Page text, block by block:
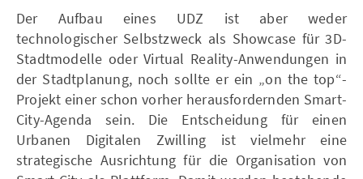
Der Aufbau eines UDZ ist aber weder
technologischer Selbstzweck als Showcase für 3D-
Stadtmodelle oder Virtual Reality-Anwendungen in
der Stadtplanung, noch sollte er ein „on the top“-
Projekt einer schon vorher herausfordernden Smart-
City-Agenda sein. Die Entscheidung für einen
Urbanen Digitalen Zwilling ist vielmehr eine
strategische Ausrichtung für die Organisation von